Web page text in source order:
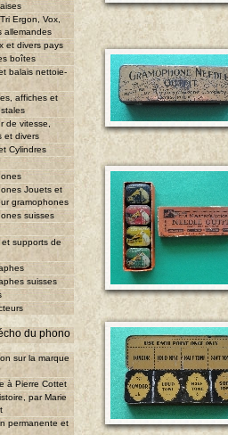
Ergon, Vox,
allemandes
et divers pays
boîtes
balais nettoie-
affiches et
de vitesse,
et divers
Cylindres
Jouets et
gramophones
suisses
et supports de
suisses
du phono
sur la marque
à Pierre Cottet
par Marie
permanente et